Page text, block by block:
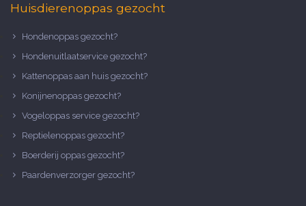
Huisdierenoppas gezocht
Hondenoppas gezocht?
Hondenuitlaatservice gezocht?
Kattenoppas aan huis gezocht?
Konijnenoppas gezocht?
Vogeloppas service gezocht?
Reptielenoppas gezocht?
Boerderij oppas gezocht?
Paardenverzorger gezocht?